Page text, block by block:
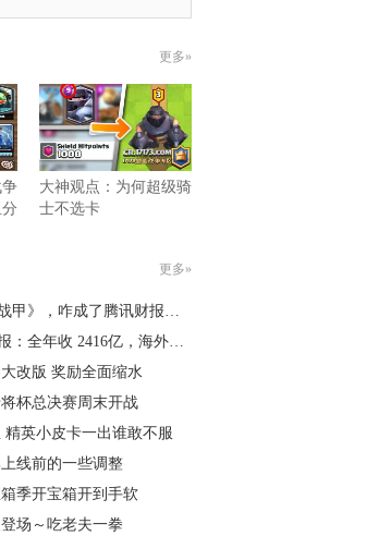
更多»
大神观点：为何超级骑
士不选卡
更多»
成了腾讯财报里的海外大黑马？
亿，海外破百亿美元，AI成新增长动力
改版 奖励全面缩水
杯总决赛周末开战
精英小皮卡一出谁敢不服
线前的一些调整
季开宝箱开到手软
场～吃老夫一拳